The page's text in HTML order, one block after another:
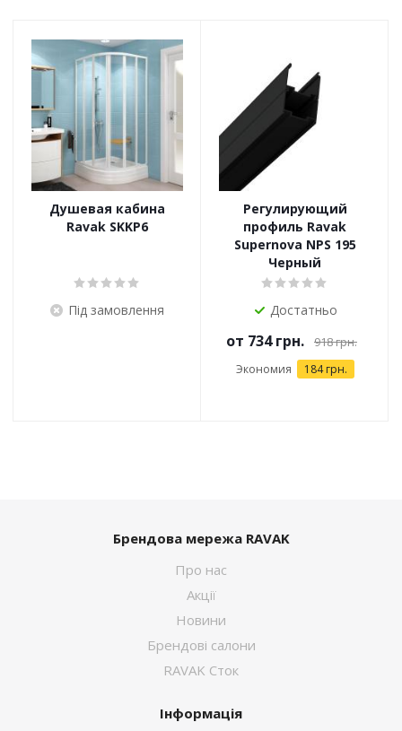
Душевая кабина
Ravak SKKP6
Під замовлення
Регулирующий
профиль Ravak
Supernova NPS 195
Черный
Достатньо
от 734 грн. 918 грн.
Экономия 184 грн.
Брендова мережа RAVAK
Про нас
Акції
Новини
Брендові салони
RAVAK Сток
Інформація